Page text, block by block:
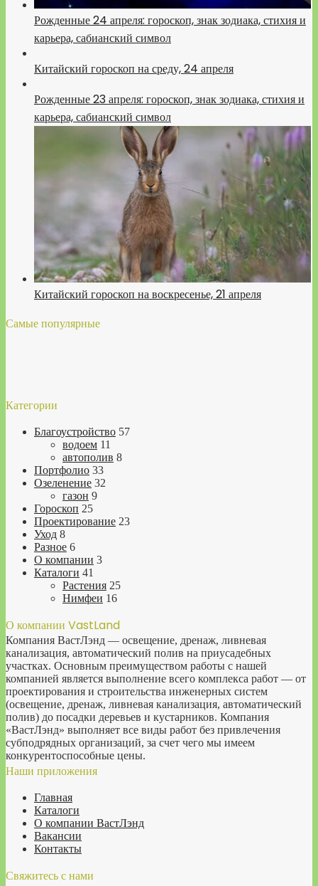
Рожденные 24 апреля: гороскоп, знак зодиака, стихия и
карьера, сабианский символ
Китайский гороскоп на среду, 24 апреля
Рожденные 23 апреля: гороскоп, знак зодиака, стихия и
карьера, сабианский символ
Китайский гороскоп на воскресенье, 21 апреля
Самые популярные
Категории
Благоустройство 57
водоем 11
автополив 8
Портфолио 33
Озеленение 32
газон 9
Гороскоп 25
Проектирование 23
Уход 8
Разное 6
О компании 3
Каталоги 41
Растения 25
Нимфеи 16
О компании VastLand
Компания ВастЛэнд — освещение, дренаж, ливневая
канализация, автоматический полив на приусадебных
участках. Основным преимуществом работы с нашей
компанией является выполнение всего комплекса работ — от
проектирования и строительства инженерных систем
(освещение, дренаж, ливневая канализация, автоматический
полив) до посадки деревьев и кустарников. Компания
«ВастЛэнд» выполняет все виды работ без привлечения
субподрядных организаций, за счет чего мы имеем
конкурентоспособные цены.
Наши приложения
Главная
Каталоги
О компании ВастЛэнд
Вакансии
Контакты
Свяжитесь с нами